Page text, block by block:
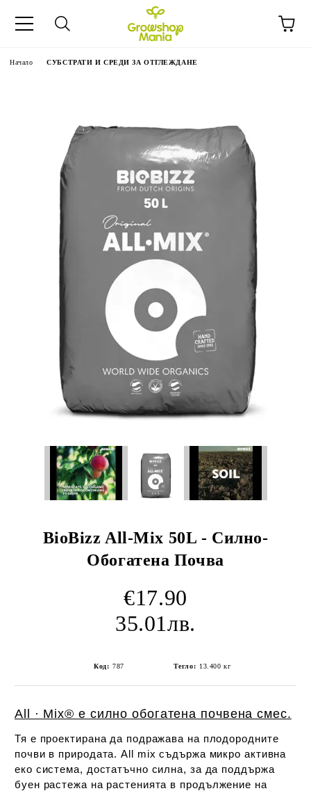
Начало СУБСТРАТИ И СРЕДИ ЗА ОТГЛЕЖДАНЕ
BioBizz All-Mix 50L - Силно-
Обогатена Почва
€17.90
35.01лв.
Код: 787 Тегло: 13.400 кг
All · Mix® е силно обогатена почвена смес.
Тя е проектирана да подражава на плодородните
почви в природата.All mix съдържа микро активна
еко система, достатъчно силна, за да поддържа
буен растежа на растенията в продължение на